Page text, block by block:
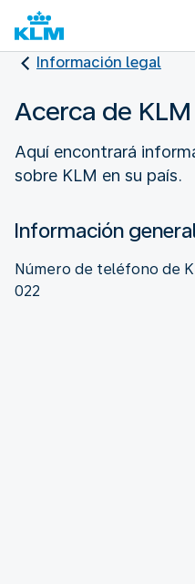
Información legal
Acerca de KLM
Aquí encontrará
sobre KLM en su país.
Información
Número de teléfono de
022